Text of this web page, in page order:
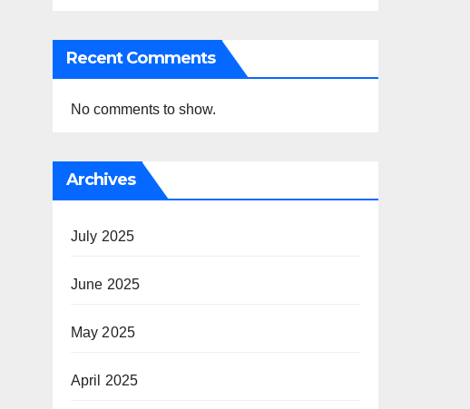
Recent Comments
No comments to show.
Archives
July 2025
June 2025
May 2025
April 2025